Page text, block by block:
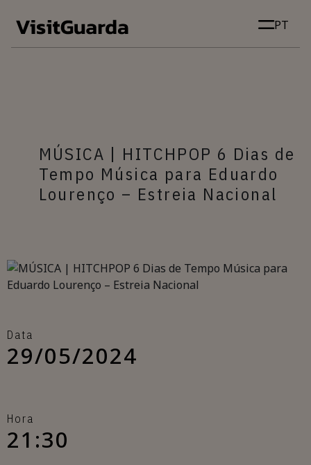
PT
MÚSICA | HITCHPOP 6 Dias de
Tempo Música para Eduardo
Lourenço – Estreia Nacional
Data
29/05/2024
Hora
21:30